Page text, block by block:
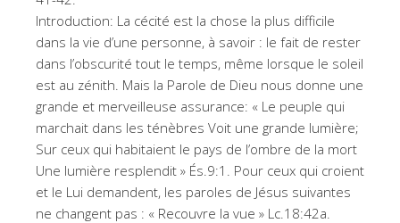
Introduction: La cécité est la chose la plus difficile
dans la vie d’une personne, à savoir : le fait de rester
dans l’obscurité tout le temps, même lorsque le soleil
est au zénith. Mais la Parole de Dieu nous donne une
grande et merveilleuse assurance: « Le peuple qui
marchait dans les ténèbres Voit une grande lumière;
Sur ceux qui habitaient le pays de l’ombre de la mort
Une lumière resplendit » És.9:1. Pour ceux qui croient
et le Lui demandent, les paroles de Jésus suivantes
ne changent pas : « Recouvre la vue » Lc.18:42a.